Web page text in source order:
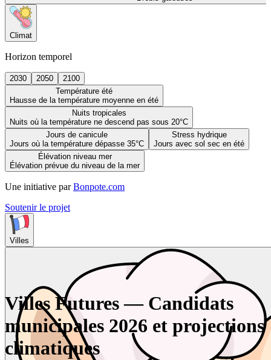
Climat
Horizon temporel
2030 2050
2100
Température été
Hausse de la température moyenne en été
Nuits tropicales
Nuits où la température ne descend pas sous 20°C
Jours de canicule
Jours où la température dépasse 35°C
Stress hydrique
Jours avec sol sec en été
Élévation niveau mer
Élévation prévue du niveau de la mer
Une initiative par Bonpote.com
Soutenir le projet
Villes
Villes Futures — Candidats
municipales 2026 et projections
climatiques